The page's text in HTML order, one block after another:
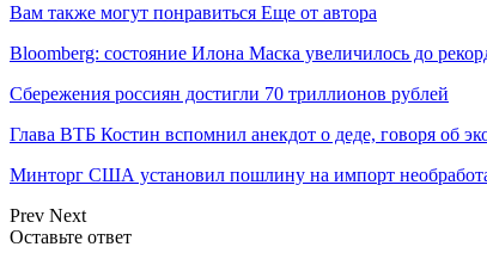
Вам также могут понравиться Еще от автора
Bloomberg: состояние Илона Маска увеличилось до
Сбережения россиян достигли 70 триллионов рублей
Глава ВТБ Костин вспомнил анекдот о деде, говоря об
Минторг США установил пошлину на импорт
Prev Next
Оставьте ответ